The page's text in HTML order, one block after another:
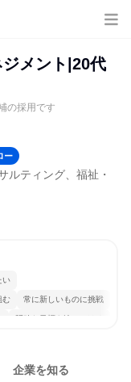
メント|20代
の採用です
ー
ルティング、福祉・
い
む 常に新しいものに挑戦
明確な目標を追いかける
企業を知る